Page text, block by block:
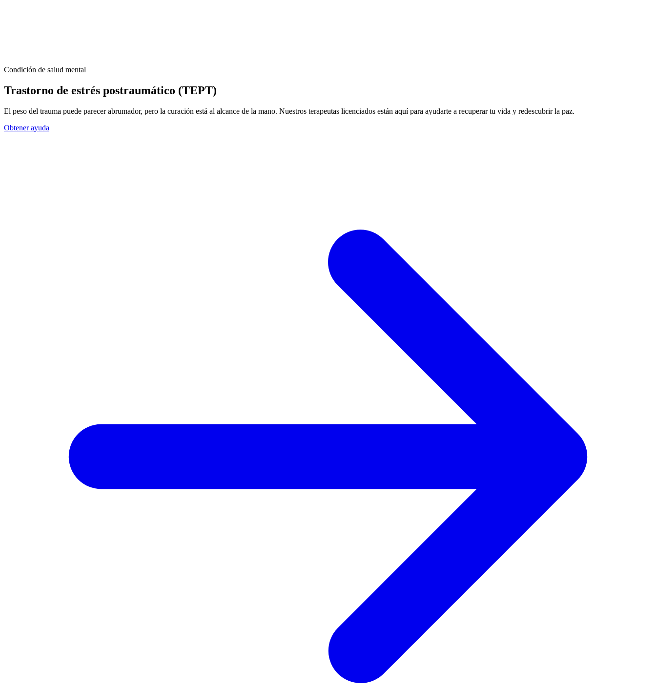
Condición de salud mental
Trastorno de estrés postraumático (TEPT)
El peso del trauma puede parecer abrumador, pero la curación está al alcance de la mano. Nuestros terapeutas licenciados están aquí para ayudarte a recuperar tu vida y redescubrir la paz.
Obtener ayuda